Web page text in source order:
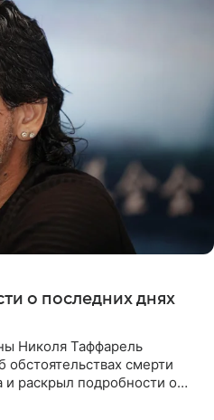
о последних днях
Николя Таффарель
обстоятельствах смерти
и раскрыл подробности о